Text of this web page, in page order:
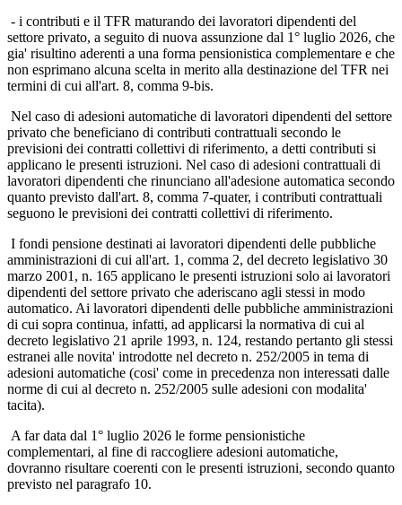
- i contributi e il TFR maturando dei lavoratori dipendenti del
settore privato, a seguito di nuova assunzione dal 1° luglio 2026, che
gia' risultino aderenti a una forma pensionistica complementare e che
non esprimano alcuna scelta in merito alla destinazione del TFR nei
termini di cui all'art. 8, comma 9-bis.
Nel caso di adesioni automatiche di lavoratori dipendenti del settore
privato che beneficiano di contributi contrattuali secondo le
previsioni dei contratti collettivi di riferimento, a detti contributi si
applicano le presenti istruzioni. Nel caso di adesioni contrattuali di
lavoratori dipendenti che rinunciano all'adesione automatica secondo
quanto previsto dall'art. 8, comma 7-quater, i contributi contrattuali
seguono le previsioni dei contratti collettivi di riferimento.
I fondi pensione destinati ai lavoratori dipendenti delle pubbliche
amministrazioni di cui all'art. 1, comma 2, del decreto legislativo 30
marzo 2001, n. 165 applicano le presenti istruzioni solo ai lavoratori
dipendenti del settore privato che aderiscano agli stessi in modo
automatico. Ai lavoratori dipendenti delle pubbliche amministrazioni
di cui sopra continua, infatti, ad applicarsi la normativa di cui al
decreto legislativo 21 aprile 1993, n. 124, restando pertanto gli stessi
estranei alle novita' introdotte nel decreto n. 252/2005 in tema di
adesioni automatiche (cosi' come in precedenza non interessati dalle
norme di cui al decreto n. 252/2005 sulle adesioni con modalita'
tacita).
A far data dal 1° luglio 2026 le forme pensionistiche
complementari, al fine di raccogliere adesioni automatiche,
dovranno risultare coerenti con le presenti istruzioni, secondo quanto
previsto nel paragrafo 10.